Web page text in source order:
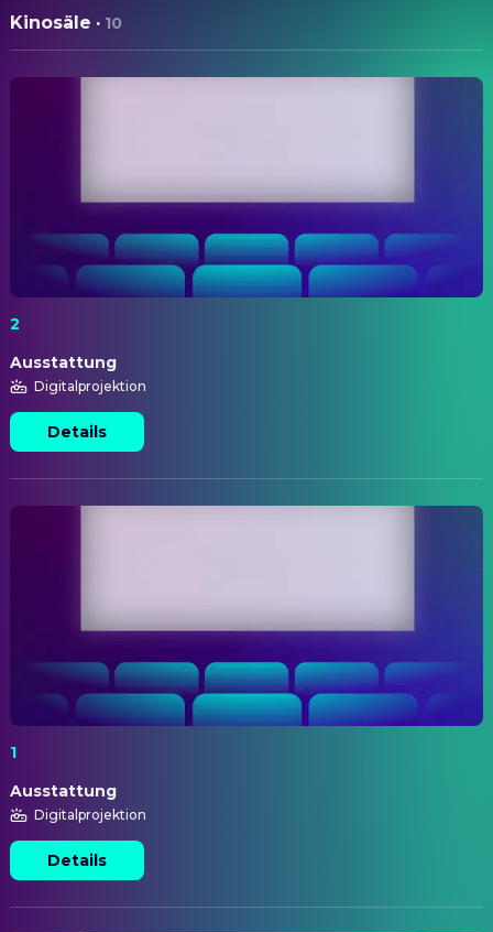
Kinosäle · 10
2
Ausstattung
Digitalprojektion
Details
1
Ausstattung
Digitalprojektion
Details